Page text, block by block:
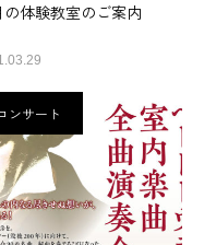
の体験教室のご案内
ンサート